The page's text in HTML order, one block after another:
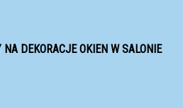
NA DEKORACJE OKIEN W SALONIE